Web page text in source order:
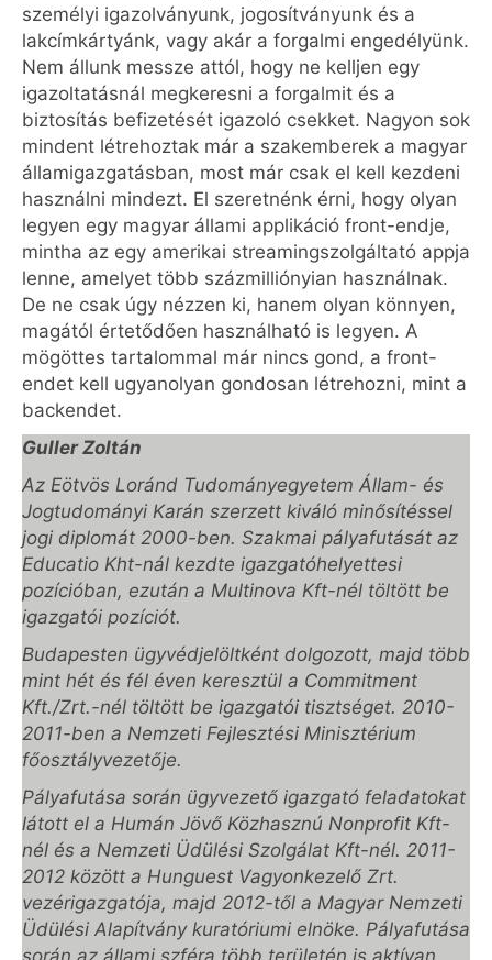
személyi igazolványunk, jogosítványunk és a
lakcímkártyánk, vagy akár a forgalmi engedélyünk.
Nem állunk messze attól, hogy ne kelljen egy
igazoltatásnál megkeresni a forgalmit és a
biztosítás befizetését igazoló csekket. Nagyon sok
mindent létrehoztak már a szakemberek a magyar
államigazgatásban, most már csak el kell kezdeni
használni mindezt. El szeretnénk érni, hogy olyan
legyen egy magyar állami applikáció front-endje,
mintha az egy amerikai streamingszolgáltató appja
lenne, amelyet több százmilliónyian használnak.
De ne csak úgy nézzen ki, hanem olyan könnyen,
magától értetődően használható is legyen. A
mögöttes tartalommal már nincs gond, a front-
endet kell ugyanolyan gondosan létrehozni, mint a
backendet.
Guller Zoltán
Az Eötvös Loránd Tudományegyetem Állam- és
Jogtudományi Karán szerzett kiváló minősítéssel
jogi diplomát 2000-ben. Szakmai pályafutását az
Educatio Kht-nál kezdte igazgatóhelyettesi
pozícióban, ezután a Multinova Kft-nél töltött be
igazgatói pozíciót.
Budapesten ügyvédjelöltként dolgozott, majd több
mint hét és fél éven keresztül a Commitment
Kft./Zrt.-nél töltött be igazgatói tisztséget. 2010-
2011-ben a Nemzeti Fejlesztési Minisztérium
főosztályvezetője.
Pályafutása során ügyvezető igazgató feladatokat
látott el a Humán Jövő Közhasznú Nonprofit Kft-
nél és a Nemzeti Üdülési Szolgálat Kft-nél. 2011-
2012 között a Hunguest Vagyonkezelő Zrt.
vezérigazgatója, majd 2012-től a Magyar Nemzeti
Üdülési Alapítvány kuratóriumi elnöke. Pályafutása
során az állami szféra több területén is aktívan